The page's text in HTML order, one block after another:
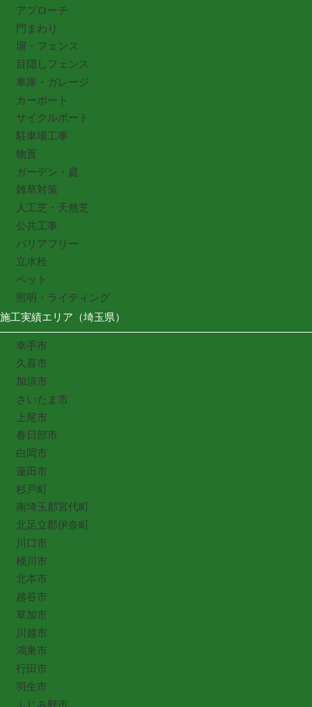
アプローチ
門まわり
塀・フェンス
目隠しフェンス
車庫・ガレージ
カーポート
サイクルポート
駐車場工事
物置
ガーデン・庭
雑草対策
人工芝・天然芝
公共工事
バリアフリー
立水栓
ペット
照明・ライティング
施工実績エリア（埼玉県）
幸手市
久喜市
加須市
さいたま市
上尾市
春日部市
白岡市
蓮田市
杉戸町
南埼玉郡宮代町
北足立郡伊奈町
川口市
桶川市
北本市
越谷市
草加市
川越市
鴻巣市
行田市
羽生市
ふじみ野市